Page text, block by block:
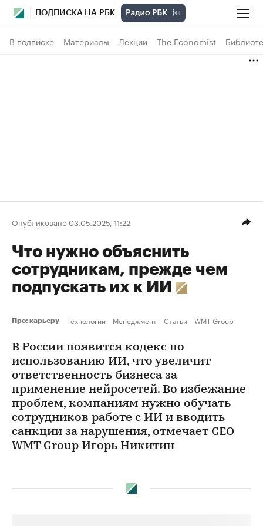
ПОДПИСКА НА РБК
В подписке Материалы Лекции The Economist
Опубликовано 03.05.2025, 11:22
Что нужно объяснить
сотрудникам, прежде чем
подпускать их к ИИ
Про: карьеру Технологии Менеджмент Статьи WMT Group
В России появится кодекс по
использованию ИИ, что увеличит
ответственность бизнеса за
применение нейросетей. Во избежание
проблем, компаниям нужно обучать
сотрудников работе с ИИ и вводить
санкции за нарушения, отмечает CEO
WMT Group Игорь Никитин